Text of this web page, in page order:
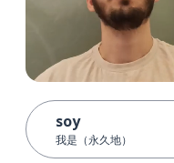
soy
我是（永久地）